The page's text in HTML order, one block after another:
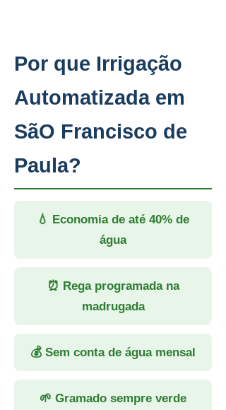
Por que Irrigação
Automatizada em
SãO Francisco de
Paula?
💧 Economia de até 40% de
água
⏰ Rega programada na
madrugada
💰 Sem conta de água mensal
🌱 Gramado sempre verde